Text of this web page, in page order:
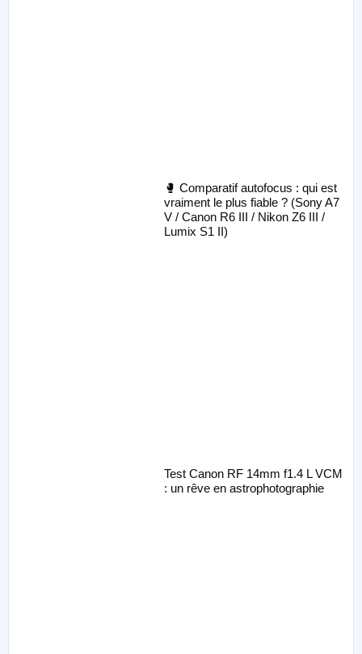
🥊 Comparatif autofocus : qui est
vraiment le plus fiable ? (Sony A7
V / Canon R6 III / Nikon Z6 III /
Lumix S1 II)
Test Canon RF 14mm f1.4 L VCM
: un rêve en astrophotographie